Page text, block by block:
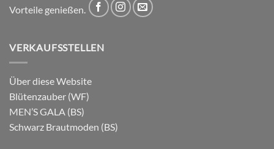
Vorteile genießen.
VERKAUFSSTELLEN
Über diese Website
Blütenzauber (WF)
MEN’S GALA (BS)
Schwarz Brautmoden (BS)